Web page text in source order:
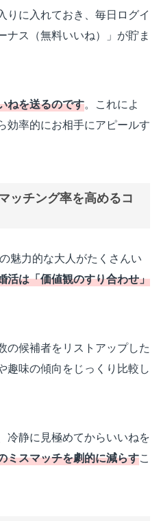
りに入れておき、毎日ログイ
ナス（無料いいね）」が貯ま
ねを送るのです。これによ
効率的にお相手にアピールす
ッチング率を高めるコ
魅力的な大人がたくさんい
活は「価値観のすり合わせ」
の候補者をリストアップした
趣味の傾向をじっくり比較し
冷静に見極めてからいいねを
ミスマッチを劇的に減らすこ